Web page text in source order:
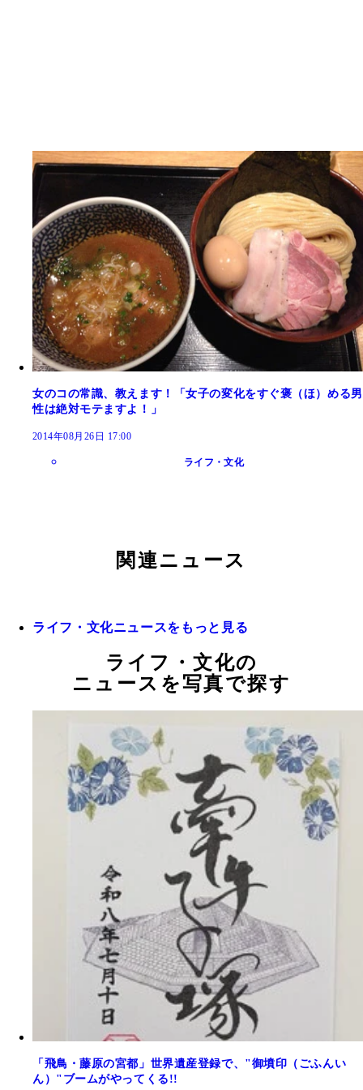
女のコの常識、教えます！「女子の変化をすぐ褒（ほ）める男
性は絶対モテますよ！」
2014年08月26日 17:00
ライフ・文化
関連ニュース
ライフ・文化ニュースをもっと見る
ライフ・文化の
ニュースを写真で探す
「飛鳥・藤原の宮都」世界遺産登録で、"御墳印（ごふんい
ん）"ブームがやってくる!!